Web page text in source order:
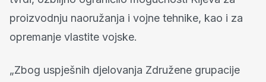
proizvodnju naoružanja i vojne tehnike, kao i za
opremanje vlastite vojske.
„Zbog uspješnih djelovanja Združene grupacije